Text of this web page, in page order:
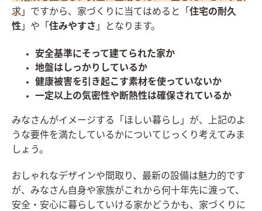
求 」ですから、家づくりに当てはめると「 住宅の耐久
性 」や「 住みやすさ 」となります。
安全基準にそって建てられた家か
地盤はしっかりしているか
健康被害を引き起こす素材を使っていないか
一定以上の気密性や断熱性は確保されているか
みなさんがイメージする「ほしい暮らし」が、上記のよ
うな要件を満たしているかについてじっくり考えてみま
しょう。
おしゃれなデザインや間取り、最新の設備は魅力的です
が、みなさん自身や家族がこれから何十年先に渡って、
安全・安心に暮らしていける家かどうかも、家づくりに